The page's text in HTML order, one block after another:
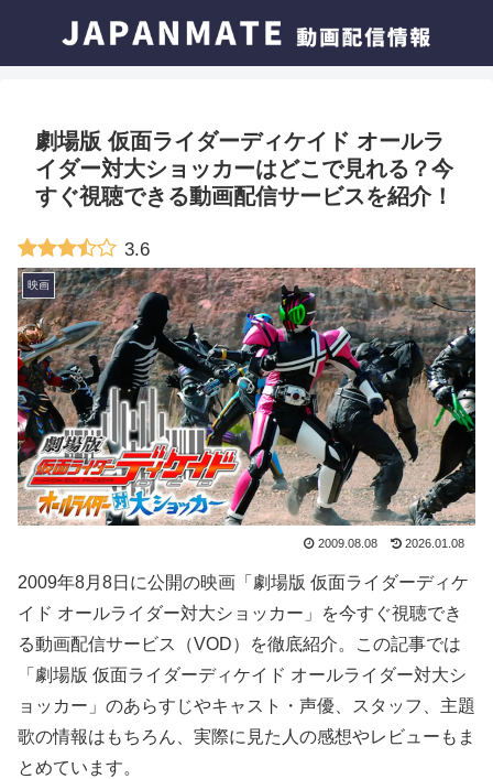
劇場版 仮面ライダーディケイド オールラ
イダー対大ショッカーはどこで見れる？今
すぐ視聴できる動画配信サービスを紹介！
3.6
映画
2009.08.08 2026.01.08
2009年8月8日に公開の映画「劇場版 仮面ライダーディケ
イド オールライダー対大ショッカー」を今すぐ視聴でき
る動画配信サービス（VOD）を徹底紹介。この記事では
「劇場版 仮面ライダーディケイド オールライダー対大シ
ョッカー」のあらすじやキャスト・声優、スタッフ、主題
歌の情報はもちろん、実際に見た人の感想やレビューもま
とめています。